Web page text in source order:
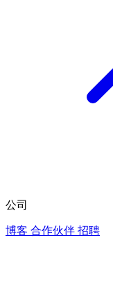
公司
博客 合作伙伴 招聘